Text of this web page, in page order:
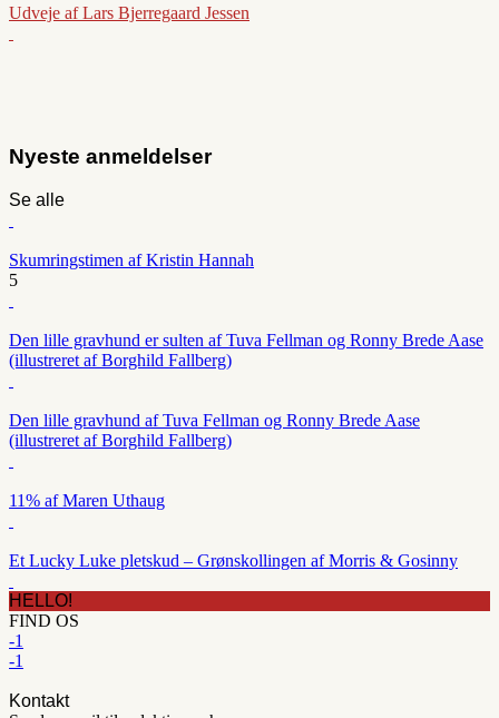
Udveje af Lars Bjerregaard Jessen
Nyeste anmeldelser
Se alle
Skumringstimen af Kristin Hannah
5
Den lille gravhund er sulten af Tuva Fellman og Ronny Brede Aase
(illustreret af Borghild Fallberg)
Den lille gravhund af Tuva Fellman og Ronny Brede Aase
(illustreret af Borghild Fallberg)
11% af Maren Uthaug
Et Lucky Luke pletskud – Grønskollingen af Morris & Gosinny
HELLO!
FIND OS
-1
-1
Kontakt